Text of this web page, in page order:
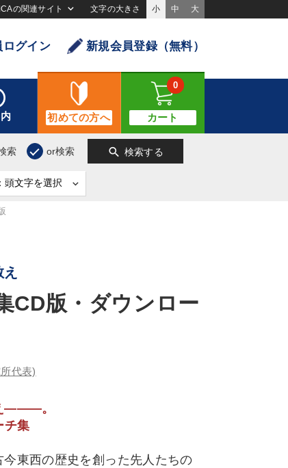
の関連サイト 文字の大きさ 小 中 大
ログイン 新規会員登録（無料）
初めての方へ カート
0
索 or検索 search 検索する
CD版・ダウンロー
代表)
―――。
チ集
東西の歴史を創った先人たちの